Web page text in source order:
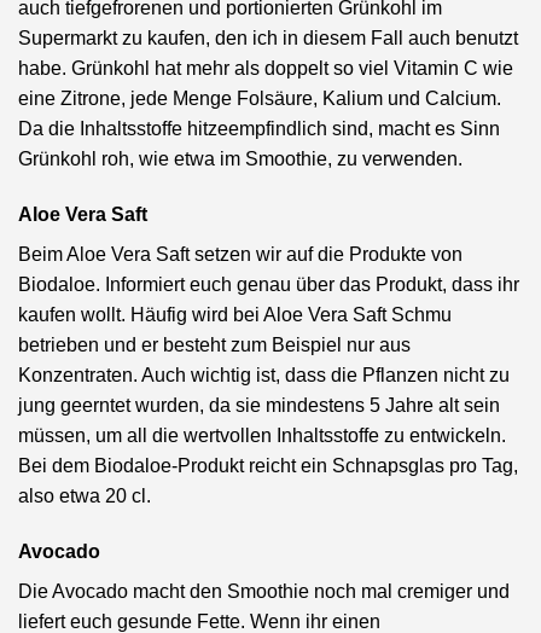
auch tiefgefrorenen und portionierten Grünkohl im
Supermarkt zu kaufen, den ich in diesem Fall auch benutzt
habe. Grünkohl hat mehr als doppelt so viel Vitamin C wie
eine Zitrone, jede Menge Folsäure, Kalium und Calcium.
Da die Inhaltsstoffe hitzeempfindlich sind, macht es Sinn
Grünkohl roh, wie etwa im Smoothie, zu verwenden.
Aloe Vera Saft
Beim Aloe Vera Saft setzen wir auf die Produkte von
Biodaloe. Informiert euch genau über das Produkt, dass ihr
kaufen wollt. Häufig wird bei Aloe Vera Saft Schmu
betrieben und er besteht zum Beispiel nur aus
Konzentraten. Auch wichtig ist, dass die Pflanzen nicht zu
jung geerntet wurden, da sie mindestens 5 Jahre alt sein
müssen, um all die wertvollen Inhaltsstoffe zu entwickeln.
Bei dem Biodaloe-Produkt reicht ein Schnapsglas pro Tag,
also etwa 20 cl.
Avocado
Die Avocado macht den Smoothie noch mal cremiger und
liefert euch gesunde Fette. Wenn ihr einen